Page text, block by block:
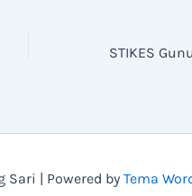
| Powered by Tema